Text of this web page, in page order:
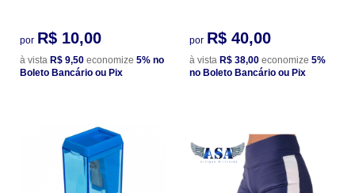
por R$ 10,00
à vista R$ 9,50 economize 5% no
Boleto Bancário ou Pix
por R$ 40,00
à vista R$ 38,00 economize 5%
no Boleto Bancário ou Pix